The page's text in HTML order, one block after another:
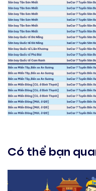
Có thể bạn